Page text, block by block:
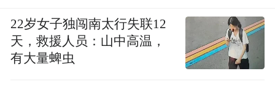
22岁女子独闯南太行失联12
天，救援人员：山中高温，
有大量蜱虫